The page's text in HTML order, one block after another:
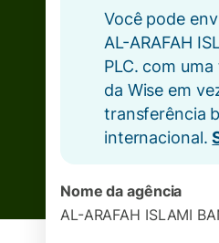
Você pode
AL-ARAFAH
PLC. com
da Wise em
transferência
internacional.
Nome da agência
AL-ARAFAH ISLAMI